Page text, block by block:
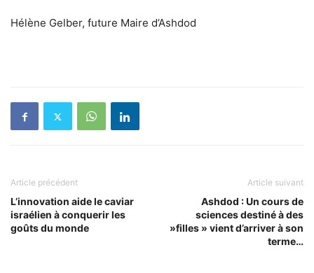
Hélène Gelber, future Maire d’Ashdod
Article précédent
L’innovation aide le caviar
israélien à conquerir les
goûts du monde
Article suivant
Ashdod : Un cours de
sciences destiné à des
»filles » vient d’arriver à son
terme…